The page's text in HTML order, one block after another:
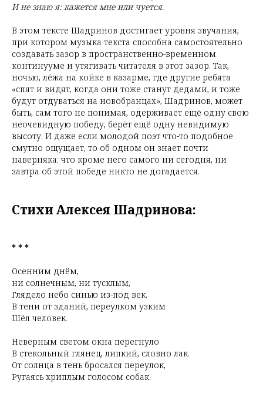
И не знаю я: кажется мне или чуется.
В этом тексте Шадринов достигает уровня звучания,
при котором музыка текста способна самостоятельно
создавать зазор в пространственно-временном
континууме и утягивать читателя в этот зазор. Так,
ночью, лёжа на койке в казарме, где другие ребята
«спят и видят, когда они тоже станут дедами, и тоже
будут отдуваться на новобранцах», Шадринов, может
быть, сам того не понимая, одерживает ещё одну свою
неочевидную победу, берёт ещё одну невидимую
высоту. И даже если молодой поэт что-то подобное
смутно ощущает, то об одном он знает почти
наверняка: что кроме него самого ни сегодня, ни
завтра об этой победе никто не догадается.
Стихи Алексея Шадринова:
* * *
Осенним днём,
ни солнечным, ни тусклым,
Глядело небо синью из-под век.
В тени от зданий, переулком узким
Шёл человек.
Неверным светом окна перегнуло
В стекольный глянец, липкий, словно лак.
От солнца в тень бросался переулок,
Ругаясь хриплым голосом собак.